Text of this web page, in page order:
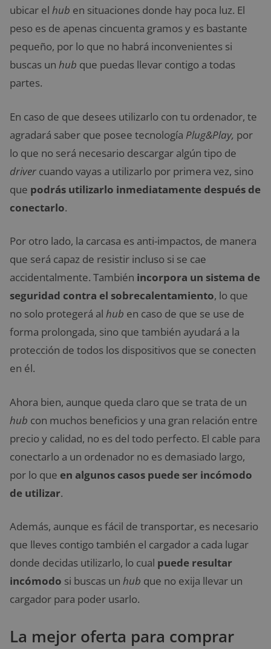
ubicar el hub en situaciones donde hay poca luz. El
peso es de apenas cincuenta gramos y es bastante
pequeño, por lo que no habrá inconvenientes si
buscas un hub que puedas llevar contigo a todas
partes.
En caso de que desees utilizarlo con tu ordenador, te
agradará saber que posee tecnología Plug&Play, por
lo que no será necesario descargar algún tipo de
driver cuando vayas a utilizarlo por primera vez, sino
que podrás utilizarlo inmediatamente después de
conectarlo.
Por otro lado, la carcasa es anti-impactos, de manera
que será capaz de resistir incluso si se cae
accidentalmente. También incorpora un sistema de
seguridad contra el sobrecalentamiento, lo que
no solo protegerá al hub en caso de que se use de
forma prolongada, sino que también ayudará a la
protección de todos los dispositivos que se conecten
en él.
Ahora bien, aunque queda claro que se trata de un
hub con muchos beneficios y una gran relación entre
precio y calidad, no es del todo perfecto. El cable para
conectarlo a un ordenador no es demasiado largo,
por lo que en algunos casos puede ser incómodo
de utilizar.
Además, aunque es fácil de transportar, es necesario
que lleves contigo también el cargador a cada lugar
donde decidas utilizarlo, lo cual puede resultar
incómodo si buscas un hub que no exija llevar un
cargador para poder usarlo.
La mejor oferta para comprar